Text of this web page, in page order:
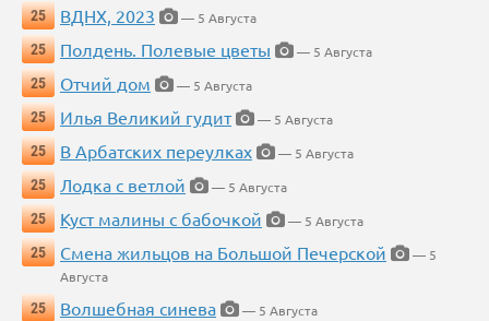
25 ВДНХ, 2023
— 5 Августа
25
Полдень. Полевые цветы
— 5 Августа
25
Отчий дом
— 5 Августа
25
Илья Великий гудит
— 5 Августа
25
В Арбатских переулках
— 5 Августа
25
Лодка с ветлой
— 5 Августа
25
Куст малины с бабочкой
— 5 Августа
25
Смена жильцов на Большой Печерской
— 5
Августа
25
Волшебная синева
— 5 Августа